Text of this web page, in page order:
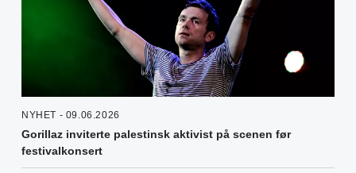
NYHET - 09.06.2026
Gorillaz inviterte palestinsk aktivist på scenen før
festivalkonsert